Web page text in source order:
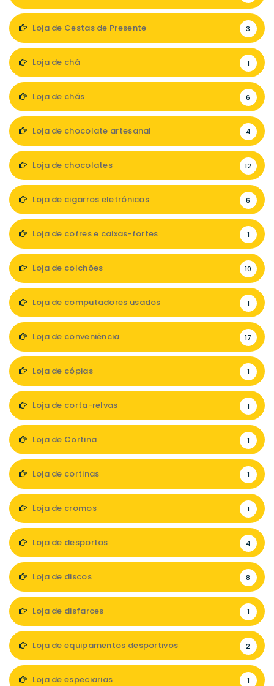
Loja de Cestas de Presente 3
Loja de chá 1
Loja de chás 6
Loja de chocolate artesanal 4
Loja de chocolates 12
Loja de cigarros eletrónicos 6
Loja de cofres e caixas-fortes 1
Loja de colchões 10
Loja de computadores usados 1
Loja de conveniência 17
Loja de cópias 1
Loja de corta-relvas 1
Loja de Cortina 1
Loja de cortinas 1
Loja de cromos 1
Loja de desportos 4
Loja de discos 8
Loja de disfarces 1
Loja de equipamentos desportivos 2
Loja de especiarias 1